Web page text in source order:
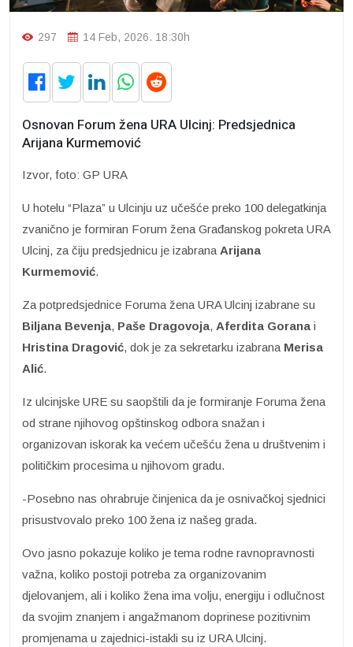
297 14 Feb, 2026. 18:30h
Osnovan Forum žena URA Ulcinj: Predsjednica
Arijana Kurmemović
Izvor, foto: GP URA
U hotelu “Plaza” u Ulcinju uz učešće preko 100 delegatkinja
zvanično je formiran Forum žena Građanskog pokreta URA
Ulcinj, za čiju predsjednicu je izabrana Arijana
Kurmemović.
Za potpredsjednice Foruma žena URA Ulcinj izabrane su
Biljana Bevenja, Paše Dragovoja, Aferdita Gorana i
Hristina Dragović, dok je za sekretarku izabrana Merisa
Alić.
Iz ulcinjske URE su saopštili da je formiranje Foruma žena
od strane njihovog opštinskog odbora snažan i
organizovan iskorak ka većem učešću žena u društvenim i
političkim procesima u njihovom gradu.
-Posebno nas ohrabruje činjenica da je osnivačkoj sjednici
prisustvovalo preko 100 žena iz našeg grada.
Ovo jasno pokazuje koliko je tema rodne ravnopravnosti
važna, koliko postoji potreba za organizovanim
djelovanjem, ali i koliko žena ima volju, energiju i odlučnost
da svojim znanjem i angažmanom doprinese pozitivnim
promjenama u zajednici-istakli su iz URA Ulcinj.